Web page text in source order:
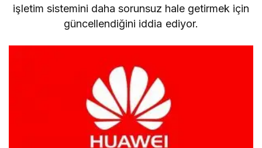
işletim sistemini daha sorunsuz hale getirmek için
güncellendiğini iddia ediyor.